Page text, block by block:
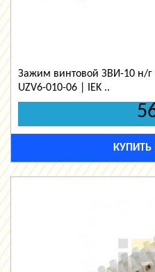
Зажим винтовой ЗВИ-10 н/г
UZV6-010-06 | IEK ..
КУПИТЬ